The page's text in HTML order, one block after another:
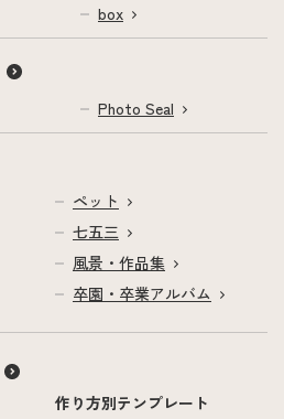
box
Photo Seal
ペット
七五三
風景・作品集
卒園・卒業アルバム
作り方別テンプレート